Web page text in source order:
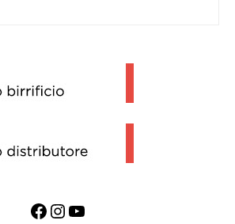
Facebook InstagramYouTube